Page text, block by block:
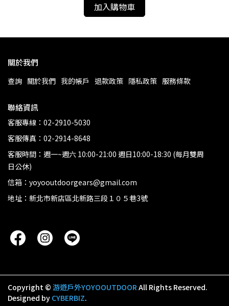
加入購物車
關於我們
查詢 關於我們 我的帳戶 退款政策 隱私政策 服務條款
聯絡資訊
客服專線：02-2910-5030
客服傳真：02-2914-8648
客服時間：週一~週六 10:00-21:00 週日10:00-18:30 (每月雙周
日公休)
信箱：yoyooutdoorgears@gmail.com
地址：新北市新店區北新路三段１０５巷3號
Copyright © 游遊戶外YOYOOUTDOORAll Rights Reserved.
Designed by CYBERBIZ.